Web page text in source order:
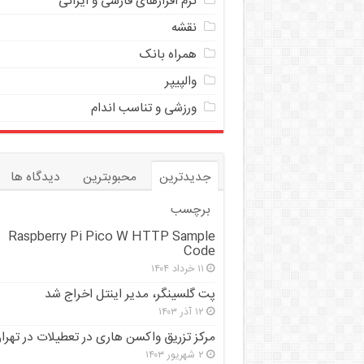
نقشه
همراه بانک
والپیپر
ورزشی و تناسب اندام
جدیدترین محبوبترین
دیدگاه ها
برچسب
Raspberry Pi Pico W HTTP Sample
Code
۱۱ خرداد ۱۴۰۴
پت گلسینگر، مدیر اینتل اخراج شد
۱۲ آذر ۱۴۰۳
مرکز تزریق واکسن هاری در تعطیلات در
۲ شهریور ۱۴۰۳